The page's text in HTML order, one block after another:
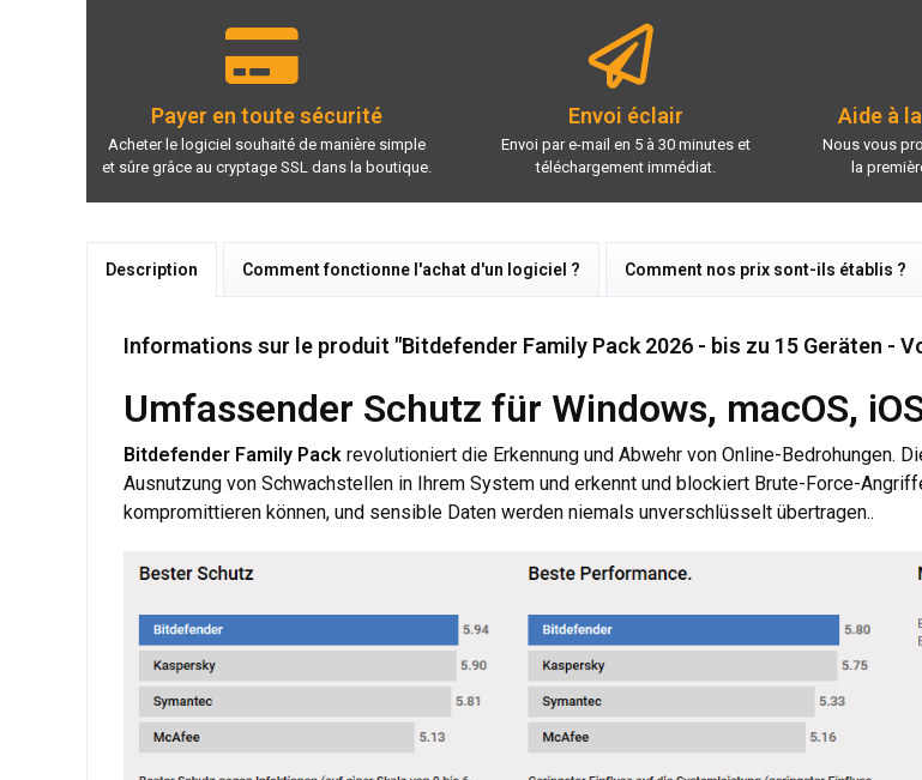
Payer en toute sécurité
Acheter le logiciel souhaité de manière simple
et sûre grâce au cryptage SSL dans la boutique.
Envoi éclair
Envoi par e-mail en 5 à 30 minutes et
téléchargement immédiat.
Aide à
Nous vous
la
Description Comment fonctionne l'achat d'un logiciel ? Comment nos prix sont-ils établis ?
Informations sur le produit "Bitdefender Family Pack 2026 - bis zu 15 Geräten -
Umfassender Schutz für Windows, macOS,
Bitdefender Family Pack revolutioniert die Erkennung und Abwehr von Online-Bedrohungen.
Ausnutzung von Schwachstellen in Ihrem System und erkennt und blockiert Brute-Force-
kompromittieren können, und sensible Daten werden niemals unverschlüsselt übertragen..